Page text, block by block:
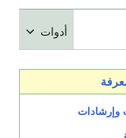
أدوات
وإرشادات